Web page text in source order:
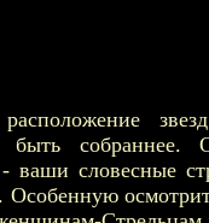
расположение
быть собраннее.
ваши словесные
Особенную